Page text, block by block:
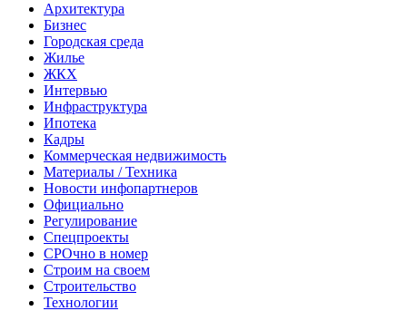
Архитектура
Бизнес
Городская среда
Жилье
ЖКХ
Интервью
Инфраструктура
Ипотека
Кадры
Коммерческая недвижимость
Материалы / Техника
Новости инфопартнеров
Официально
Регулирование
Спецпроекты
СРОчно в номер
Строим на своем
Строительство
Технологии